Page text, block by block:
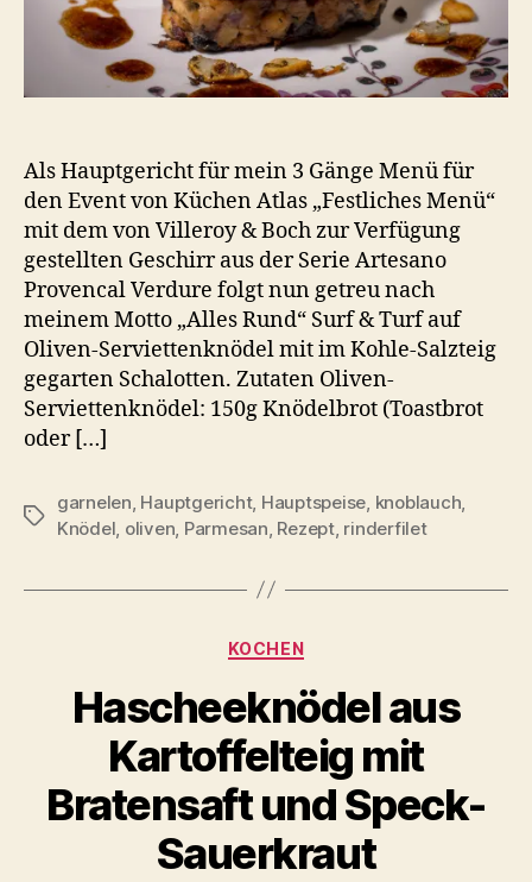
mit
Schalotten
Als Hauptgericht für mein 3 Gänge Menü für
den Event von Küchen Atlas „Festliches Menü“
mit dem von Villeroy & Boch zur Verfügung
gestellten Geschirr aus der Serie Artesano
Provencal Verdure folgt nun getreu nach
meinem Motto „Alles Rund“ Surf & Turf auf
Oliven-Serviettenknödel mit im Kohle-Salzteig
gegarten Schalotten. Zutaten Oliven-
Serviettenknödel: 150g Knödelbrot (Toastbrot
oder […]
Schlagwörter
garnelen, Hauptgericht, Hauptspeise, knoblauch,
Knödel, oliven, Parmesan, Rezept, rinderfilet
Kategorien
KOCHEN
Hascheeknödel aus
Kartoffelteig mit
Bratensaft und Speck-
Sauerkraut